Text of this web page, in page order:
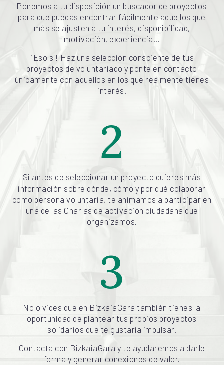
Ponemos a tu disposición un buscador de proyectos
para que puedas encontrar fácilmente aquellos que
más se ajusten a tu interés, disponibilidad,
motivación, experiencia...
¡Eso sí! Haz una selección consciente de tus
proyectos de voluntariado y ponte en contacto
únicamente con aquellos en los que realmente tienes
interés.
2
Si antes de seleccionar un proyecto quieres más
información sobre dónde, cómo y por qué colaborar
como persona voluntaria, te animamos a participar en
una de las Charlas de activación ciudadana que
organizamos.
3
No olvides que en BizkaiaGara también tienes la
oportunidad de plantear tus propios proyectos
solidarios que te gustaría impulsar.
Contacta con BizkaiaGara y te ayudaremos a darle
forma y generar conexiones de valor.